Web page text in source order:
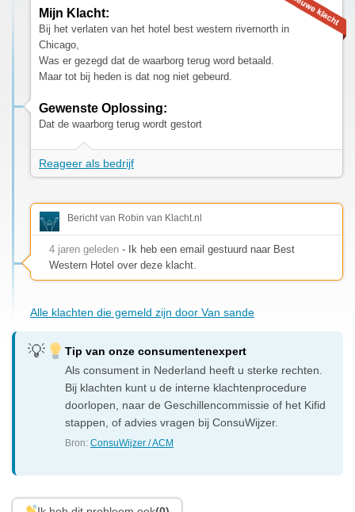
Mijn Klacht:
Bij het verlaten van het hotel best western rivernorth in
Chicago,
Was er gezegd dat de waarborg terug word betaald.
Maar tot bij heden is dat nog niet gebeurd.
Gewenste Oplossing:
Dat de waarborg terug wordt gestort
Reageer als bedrijf
Bericht van Robin van Klacht.nl
4 jaren geleden - Ik heb een email gestuurd naar Best
Western Hotel over deze klacht.
Alle klachten die gemeld zijn door Van sande
Tip van onze consumentenexpert
Als consument in Nederland heeft u sterke rechten.
Bij klachten kunt u de interne klachtenprocedure
doorlopen, naar de Geschillencommissie of het Kifid
stappen, of advies vragen bij ConsuWijzer.
Bron:ConsuWijzer / ACM